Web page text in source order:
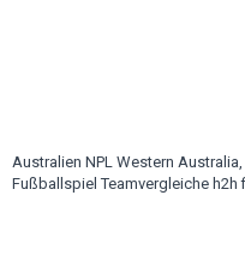
Australien NPL Western
Fußballspiel Teamvergleiche h2h